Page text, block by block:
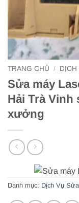
TRANG CHỦ /
Sửa máy
Hải Trà Vinh
xưởng
Danh mục: Dịch Vụ